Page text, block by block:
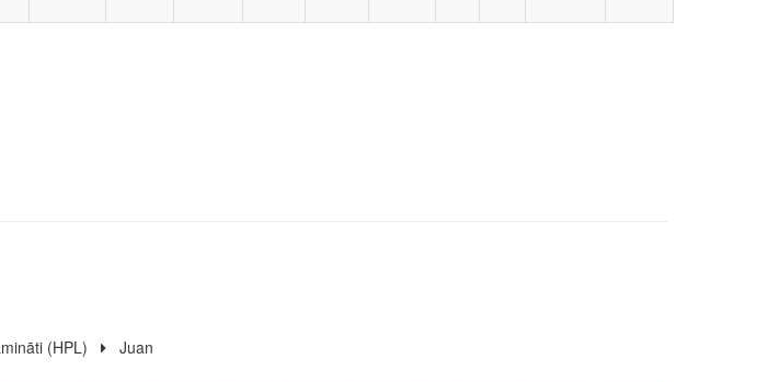
(HPL) Juan